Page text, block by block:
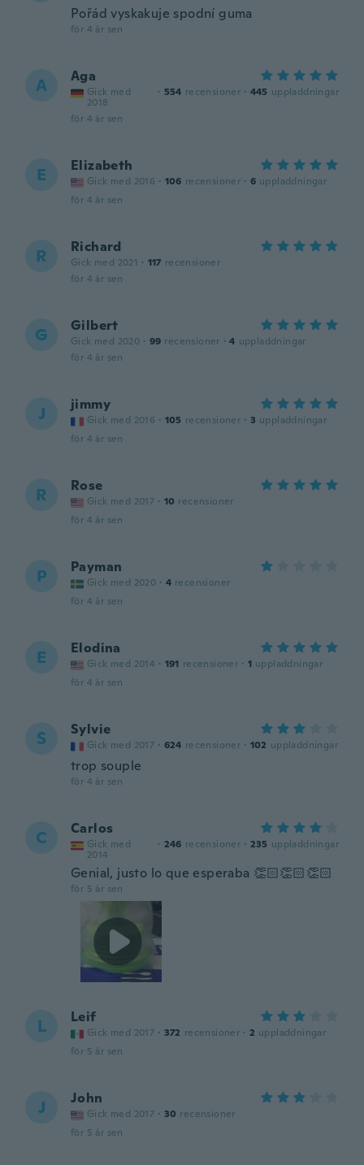
Pořád vyskakuje spodní guma
för 4 år sen
A Aga
Gick med
2018
· 554 recensioner · 445 uppladdningar
för 4 år sen
E Elizabeth
Gick med 2016 · 106 recensioner · 6 uppladdningar
för 4 år sen
R Richard
Gick med 2021 · 117 recensioner
för 4 år sen
G Gilbert
Gick med 2020 · 99 recensioner · 4 uppladdningar
för 4 år sen
J jimmy
Gick med 2016 · 105 recensioner · 3 uppladdningar
för 4 år sen
R Rose
Gick med 2017 · 10 recensioner
för 4 år sen
P Payman
Gick med 2020 · 4 recensioner
för 4 år sen
E Elodina
Gick med 2014 · 191 recensioner · 1 uppladdningar
för 4 år sen
S Sylvie
Gick med 2017 · 624 recensioner · 102 uppladdningar
trop souple
för 4 år sen
C Carlos
Gick med
2014
· 246 recensioner · 235 uppladdningar
Genial, justo lo que esperaba 👏🏻👏🏻👏🏻
för 5 år sen
L Leif
Gick med 2017 · 372 recensioner · 2 uppladdningar
för 5 år sen
J John
Gick med 2017 · 30 recensioner
för 5 år sen